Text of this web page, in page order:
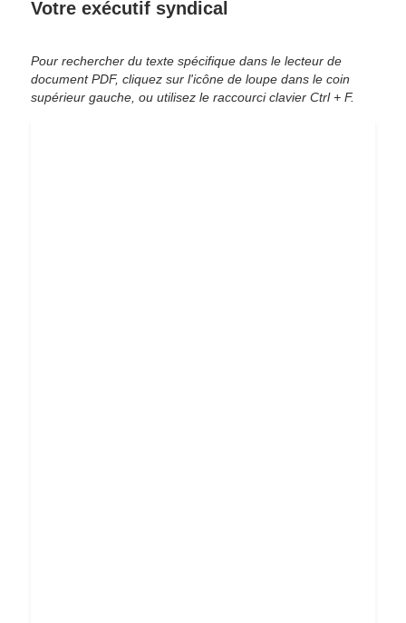
Votre exécutif syndical